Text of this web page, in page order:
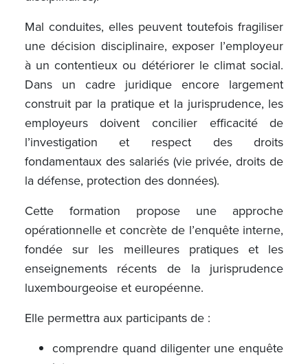
Mal conduites, elles peuvent toutefois fragiliser
une décision disciplinaire, exposer l’employeur
à un contentieux ou détériorer le climat social.
Dans un cadre juridique encore largement
construit par la pratique et la jurisprudence, les
employeurs doivent concilier efficacité de
l’investigation et respect des droits
fondamentaux des salariés (vie privée, droits de
la défense, protection des données).
Cette formation propose une approche
opérationnelle et concrète de l’enquête interne,
fondée sur les meilleures pratiques et les
enseignements récents de la jurisprudence
luxembourgeoise et européenne.
Elle permettra aux participants de :
comprendre quand diligenter une enquête